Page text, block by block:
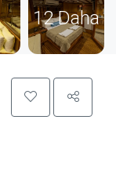
12 Daha